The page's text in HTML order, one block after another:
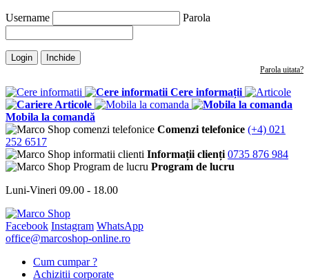
Username Parola
Login Inchide
Parola uitata?
Cere informații
Articole
Mobila la comandă
Comenzi telefonice (+4) 021
252 6517
Informații clienți 0735 876 984
Program de lucru
Luni-Vineri 09.00 - 18.00
Facebook Instagram WhatsApp
office@marcoshop-online.ro
Cum cumpar ?
Achizitii corporate